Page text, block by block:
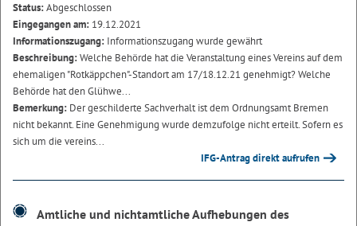
Status:Abgeschlossen
Eingegangen am: 19.12.2021
Informationszugang: Informationszugang wurde gewährt
Beschreibung:Welche Behörde hat die Veranstaltung eines Vereins auf dem
ehemaligen "Rotkäppchen"-Standort am 17/18.12.21 genehmigt? Welche
Behörde hat den Glühwe...
Bemerkung: Der geschilderte Sachverhalt ist dem Ordnungsamt Bremen
nicht bekannt. Eine Genehmigung wurde demzufolge nicht erteilt. Sofern es
sich um die vereins...
IFG-Antrag direkt aufrufen
Amtliche und nichtamtliche Aufhebungen des